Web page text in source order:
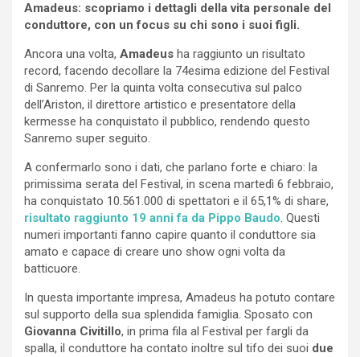
Amadeus: scopriamo i dettagli della vita personale del
conduttore, con un focus su chi sono i suoi figli.
Ancora una volta, Amadeus ha raggiunto un risultato
record, facendo decollare la 74esima edizione del Festival
di Sanremo. Per la quinta volta consecutiva sul palco
dell’Ariston, il direttore artistico e presentatore della
kermesse ha conquistato il pubblico, rendendo questo
Sanremo super seguito.
A confermarlo sono i dati, che parlano forte e chiaro: la
primissima serata del Festival, in scena martedì 6 febbraio,
ha conquistato 10.561.000 di spettatori e il 65,1% di share,
risultato raggiunto 19 anni fa da Pippo Baudo. Questi
numeri importanti fanno capire quanto il conduttore sia
amato e capace di creare uno show ogni volta da
batticuore.
In questa importante impresa, Amadeus ha potuto contare
sul supporto della sua splendida famiglia. Sposato con
Giovanna Civitillo, in prima fila al Festival per fargli da
spalla, il conduttore ha contato inoltre sul tifo dei suoi due